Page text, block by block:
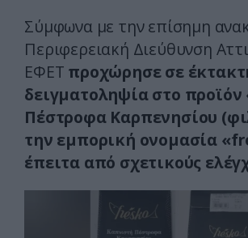
Σύμφωνα με την επίσημη
Περιφερειακή Διεύθυνση
ΕΦΕΤ προχώρησε σε
δειγματοληψία στο
Πέστροφα Καρπενησίου
την εμπορική ονομασία
έπειτα από σχετικούς